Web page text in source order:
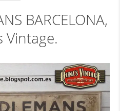
BARCELONA,
Vintage.